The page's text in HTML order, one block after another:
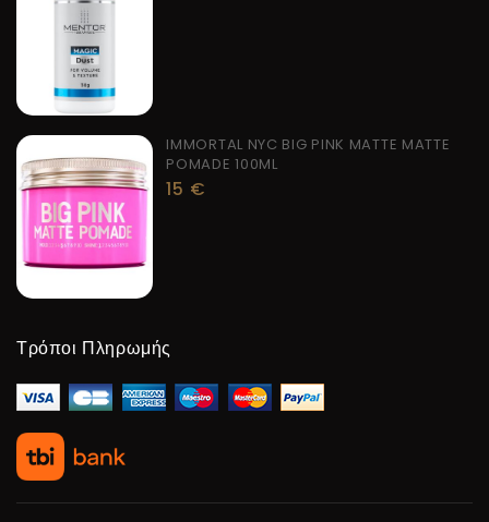
IMMORTAL NYC BIG PINK MATTE MATTE
POMADE 100ML
15 €
Τρόποι Πληρωμής